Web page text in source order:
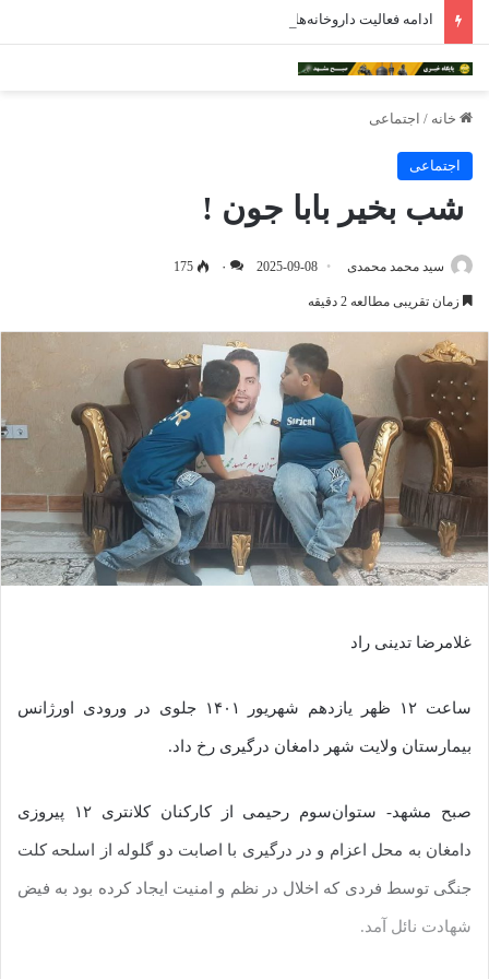
خانه / اجتماعی
اجتماعی
شب بخیر بابا جون !
سید محمد محمدی 2025-09-08 ۰ 175
زمان تقریبی مطالعه 2 دقیقه
غلامرضا تدینی راد
ساعت ۱۲ ظهر یازدهم شهریور ۱۴۰۱ جلوی در ورودی اورژانس
بیمارستان ولایت شهر دامغان درگیری رخ داد.
صبح مشهد- ستوان‌سوم رحیمی از کارکنان کلانتری ۱۲ پیروزی
دامغان به محل اعزام و در درگیری با اصابت دو گلوله از اسلحه کلت
جنگی توسط فردی که اخلال در نظم و امنیت ایجاد کرده بود به فیض
شهادت نائل آمد.